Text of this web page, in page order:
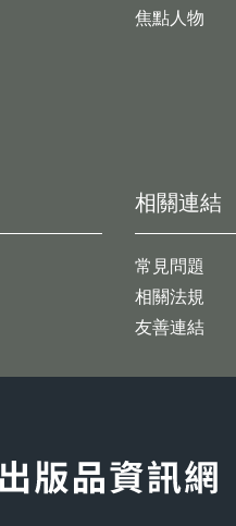
焦點人物
相關連結
常見問題
相關法規
友善連結